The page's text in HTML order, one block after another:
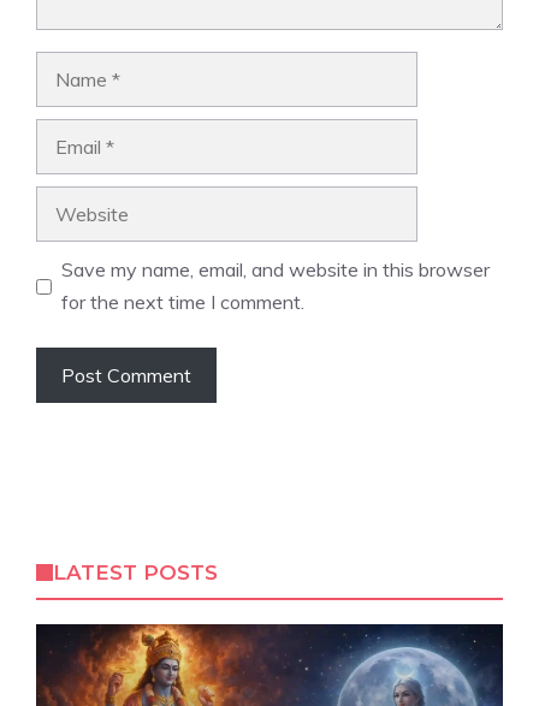
Save my name, email, and website in this browser
for the next time I comment.
LATEST POSTS